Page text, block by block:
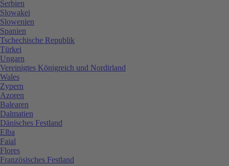
Serbien
Slowakei
Slowenien
Spanien
Tschechische Republik
Türkei
Ungarn
Vereinigtes Königreich und Nordirland
Wales
Zypern
Azoren
Balearen
Dalmatien
Dänisches Festland
Elba
Faial
Flores
Französisches Festland